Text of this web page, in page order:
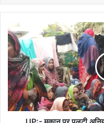
UP:-
मकान
पर
पलटी
अनियंत्रित
ट्रक,2
सगे
भाइयों
की